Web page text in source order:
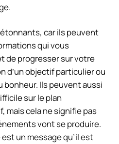
car ils peuvent
qui vous
de progresser sur votre
d’un objectif particulier ou
Ils peuvent aussi
sur le plan
mais cela ne signifie pas
vont se produire.
un message qu’il est